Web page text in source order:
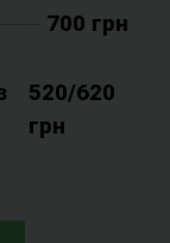
700 грн
520/620
грн